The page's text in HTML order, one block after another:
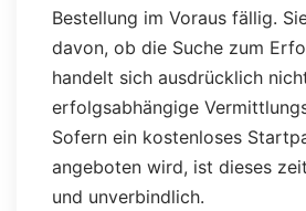
Bestellung im Voraus fällig.
davon, ob die Suche zum
handelt sich ausdrücklich
erfolgsabhängige
Sofern ein kostenloses
angeboten wird, ist dieses
und unverbindlich.